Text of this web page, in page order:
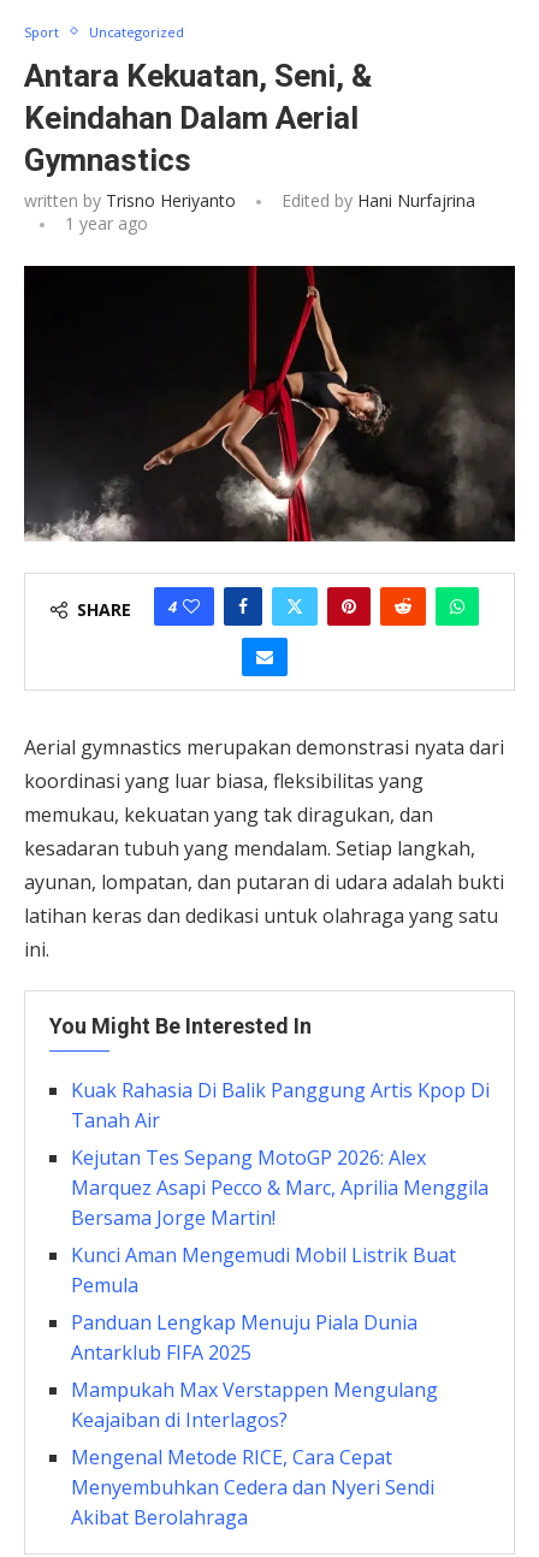
Sport Uncategorized
Antara Kekuatan, Seni, &
Keindahan Dalam Aerial
Gymnastics
written by Trisno Heriyanto Edited by Hani Nurfajrina
1 year ago
SHARE 4
Aerial gymnastics merupakan demonstrasi nyata dari
koordinasi yang luar biasa, fleksibilitas yang
memukau, kekuatan yang tak diragukan, dan
kesadaran tubuh yang mendalam. Setiap langkah,
ayunan, lompatan, dan putaran di udara adalah bukti
latihan keras dan dedikasi untuk olahraga yang satu
ini.
You Might Be Interested In
Kuak Rahasia Di Balik Panggung Artis Kpop Di
Tanah Air
Kejutan Tes Sepang MotoGP 2026: Alex
Marquez Asapi Pecco & Marc, Aprilia Menggila
Bersama Jorge Martin!
Kunci Aman Mengemudi Mobil Listrik Buat
Pemula
Panduan Lengkap Menuju Piala Dunia
Antarklub FIFA 2025
Mampukah Max Verstappen Mengulang
Keajaiban di Interlagos?
Mengenal Metode RICE, Cara Cepat
Menyembuhkan Cedera dan Nyeri Sendi
Akibat Berolahraga